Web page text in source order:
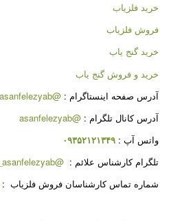
خرید فلزیاب
فروش فلزیاب
خرید گنج یاب
خرید و فروش گنج یاب
آدرس صفحه اینستاگرام : @asanfelezyab
آدرس کانال تلگرام : @asanfelezyab
واتس آپ : ۰۹۳۵۲۱۲۱۳۴۹
تلگرام کارشناس علائم : @karshenas_asanfelezyab
شماره تماس کارشناسان فروش فلزیاب :